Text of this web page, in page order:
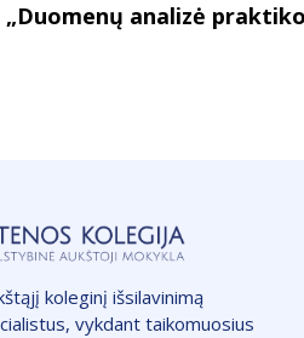
„Duomenų analizė
koleginį išsilavinimą
vykdant taikomuosius